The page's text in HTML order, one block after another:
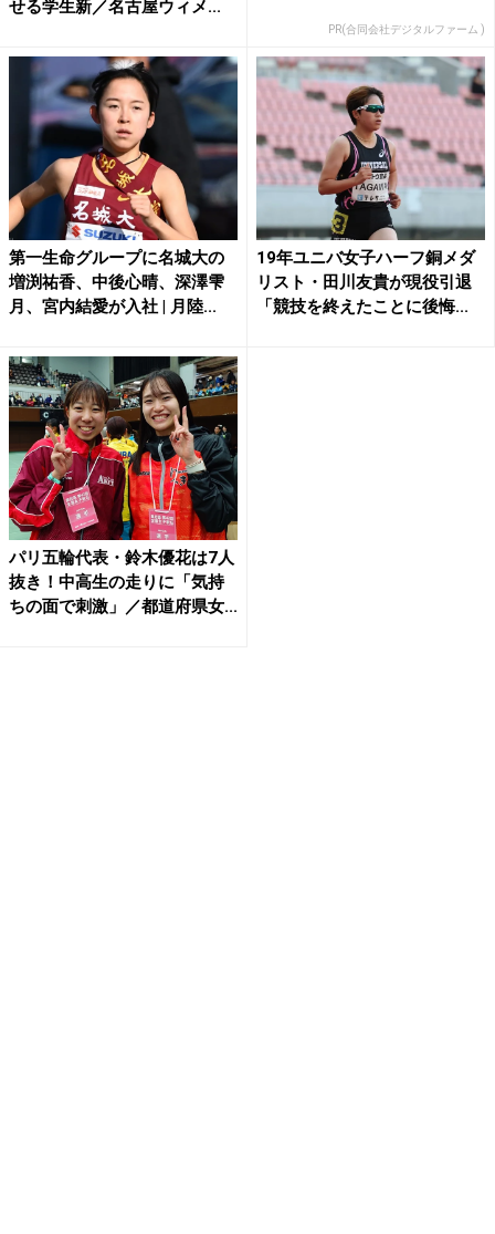
せる学生新／名古屋ウィメ...
PR(合同会社デジタルファーム )
第一生命グループに名城大の
増渕祐香、中後心晴、深澤雫
月、宮内結愛が入社 | 月陸...
19年ユニバ女子ハーフ銅メダ
リスト・田川友貴が現役引退
「競技を終えたことに後悔...
パリ五輪代表・鈴木優花は7人
抜き！中高生の走りに「気持
ちの面で刺激」／都道府県女...